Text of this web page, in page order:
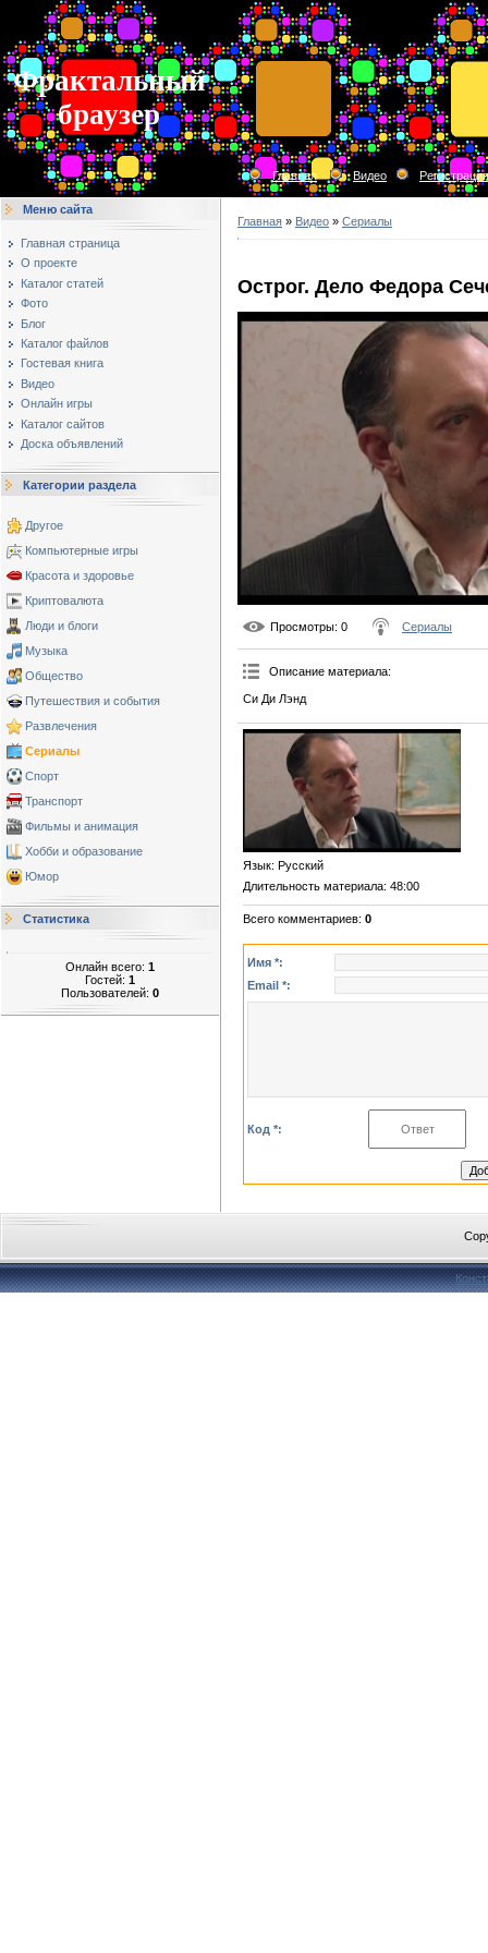
Фрактальный
браузер
Главная Видео Регистрация
Меню сайта
Главная страница
О проекте
Каталог статей
Фото
Блог
Каталог файлов
Гостевая книга
Видео
Онлайн игры
Каталог сайтов
Доска объявлений
Категории раздела
Другое
Компьютерные игры
Красота и здоровье
Криптовалюта
Люди и блоги
Музыка
Общество
Путешествия и события
Развлечения
Сериалы
Спорт
Транспорт
Фильмы и анимация
Хобби и образование
Юмор
Статистика
Онлайн всего: 1
Гостей: 1
Пользователей: 0
Главная » Видео » Сериалы
Острог. Дело Федора
Просмотры: 0 Сериалы
Описание материала:
Си Ди Лэнд
Язык: Русский
Длительность материала: 48:00
Всего комментариев: 0
Имя *:
Email *:
Код *: